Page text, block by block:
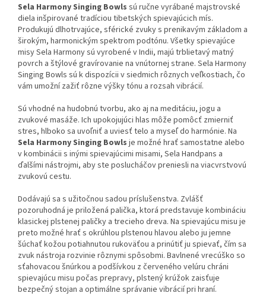
Sela Harmony Singing Bowls sú ručne vyrábané majstrovské
diela inšpirované tradíciou tibetských spievajúcich mís.
Produkujú dlhotrvajúce, sférické zvuky s prenikavým základom a
širokým, harmonickým spektrom podtónu. Všetky spievajúce
misy Sela Harmony sú vyrobené v Indii, majú trblietavý matný
povrch a štýlové gravírovanie na vnútornej strane. Sela Harmony
Singing Bowls sú k dispozícii v siedmich rôznych veľkostiach, čo
vám umožní zažiť rôzne výšky tónu a rozsah vibrácií.
Sú vhodné na hudobnú tvorbu, ako aj na meditáciu, jogu a
zvukové masáže. Ich upokojujúci hlas môže pomôcť zmierniť
stres, hlboko sa uvoľniť a uviesť telo a myseľ do harmónie. Na
Sela Harmony Singing Bowls je možné hrať samostatne alebo
v kombinácii s inými spievajúcimi misami, Sela Handpans a
ďalšími nástrojmi, aby ste poslucháčov preniesli na viacvrstvovú
zvukovú cestu.
Dodávajú sa s užitočnou sadou príslušenstva. Zvlášť
pozoruhodná je priložená palička, ktorá predstavuje kombináciu
klasickej plstenej paličky a trecieho dreva. Na spievajúcu misu je
preto možné hrať s okrúhlou plstenou hlavou alebo ju jemne
šúchať kožou potiahnutou rukoväťou a prinútiť ju spievať, čím sa
zvuk nástroja rozvinie rôznymi spôsobmi. Bavlnené vrecúško so
sťahovacou šnúrkou a podšívkou z červeného velúru chráni
spievajúcu misu počas prepravy, plstený krúžok zaisťuje
bezpečný stojan a optimálne správanie vibrácií pri hraní.